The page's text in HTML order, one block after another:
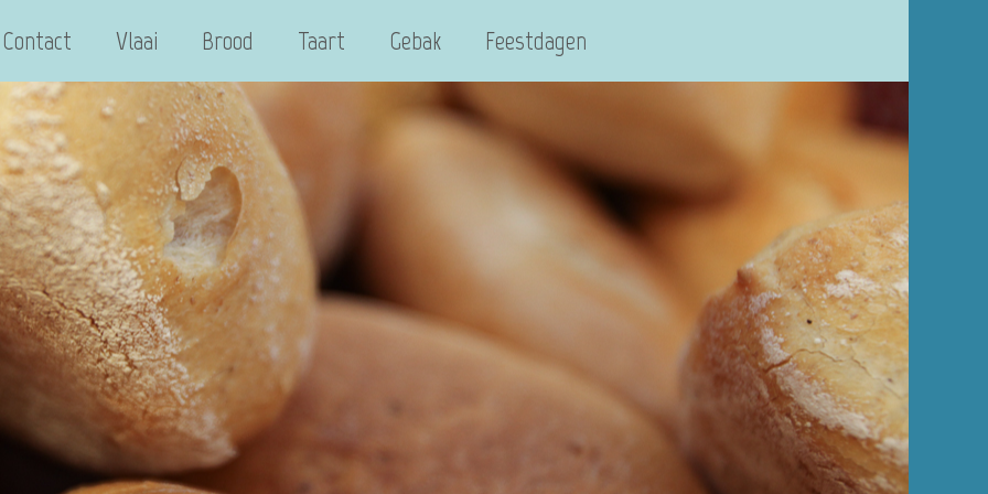
Contact Vlaai Brood Taart Gebak Feestdagen